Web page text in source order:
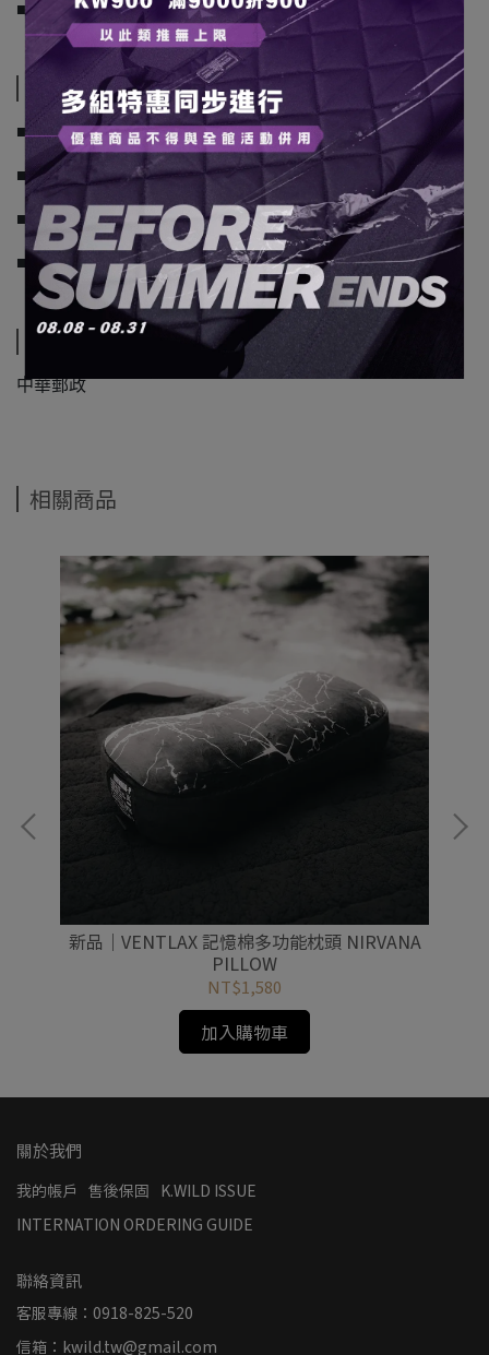
■ 可拼接多片連結，依車款、帳型需求調整！
規格說明
■ 顏色：沙色、黑色、軍綠
■ 展開尺寸：L190 x W65 x H8cm
■ 收納尺寸：直徑 20*66 cm
■ 重量：2.5kg
運送方式
中華郵政
相關商品
新品｜VENTLAX 記憶棉多功能枕頭 NIRVANA
PILLOW
NT$1,580
加入購物車
關於我們
我的帳戶 售後保固 K.WILD ISSUE
INTERNATION ORDERING GUIDE
聯絡資訊
客服專線：0918-825-520
信箱：kwild.tw@gmail.com